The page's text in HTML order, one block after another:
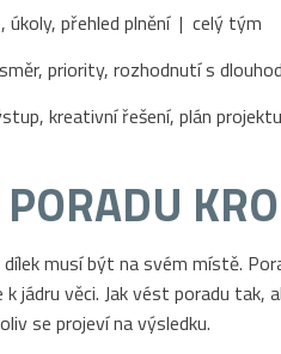
přehled plnění | celý tým
priority, rozhodnutí s
kreativní řešení, plán projektu
musí být na svém místě.
jádru věci. Jak vést poradu
se projeví na výsledku.